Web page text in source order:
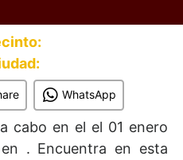
WhatsApp
cabo en el el 01 enero
. Encuentra en esta